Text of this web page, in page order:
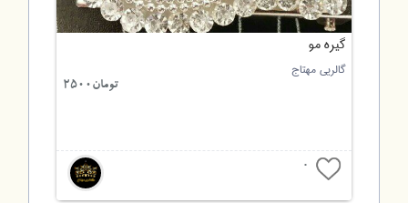
گیره مو
گالریی مهتاج
تومان2500
0